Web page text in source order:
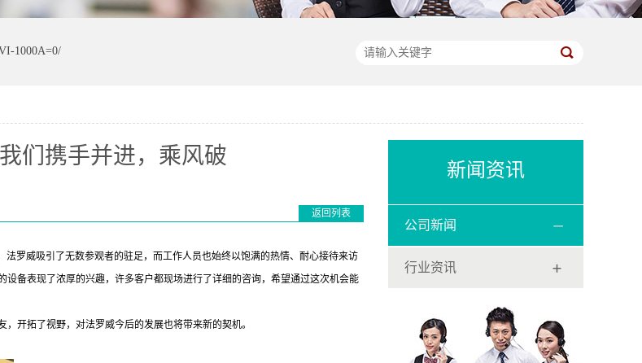
1000A=0/
们携手并进，乘风破
返回列表
罗威吸引了无数参观者的驻足，而工作人员也始终以饱满的热情、耐心接待来访
备表现了浓厚的兴趣，许多客户都现场进行了详细的咨询，希望通过这次机会能
开拓了视野，对法罗威今后的发展也将带来新的契机。
新闻资讯
公司新闻
行业资讯